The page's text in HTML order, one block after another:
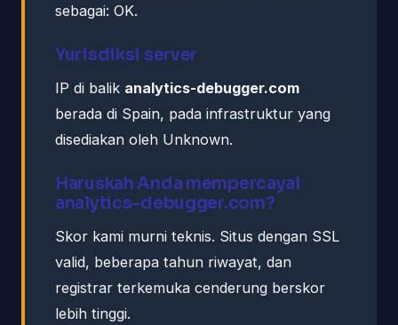
sebagai: OK.
Yurisdiksi server
IP di balik analytics-debugger.com
berada di Spain, pada infrastruktur yang
disediakan oleh Unknown.
Haruskah Anda mempercayai
analytics-debugger.com?
Skor kami murni teknis. Situs dengan SSL
valid, beberapa tahun riwayat, dan
registrar terkemuka cenderung berskor
lebih tinggi.